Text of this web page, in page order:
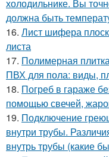
холодильнике. Вы
должна быть
16. Лист шифера
листа
17. Полимерная
ПВХ для пола: виды,
18. Погреб в гараже
помощью свечей,
19. Подключение
внутри трубы.
внутрь трубы (какие